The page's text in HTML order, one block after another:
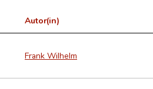
Autor(in)
Frank Wilhelm